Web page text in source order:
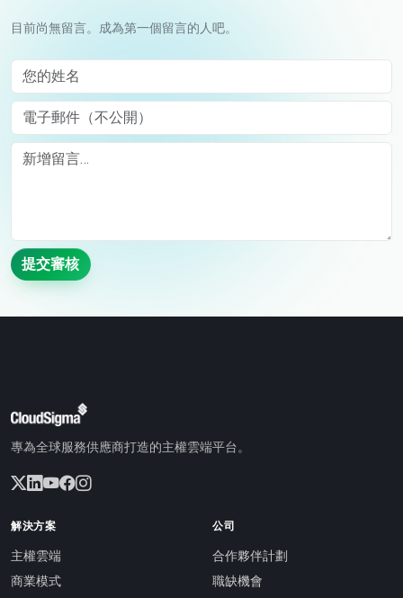
目前尚無留言。成為第一個留言的人吧。
您的姓名
電子郵件（不公開）
Comment
提交審核
專為全球服務供應商打造的主權雲端平台。
解決方案
主權雲端
商業模式
公司
合作夥伴計劃
職缺機會